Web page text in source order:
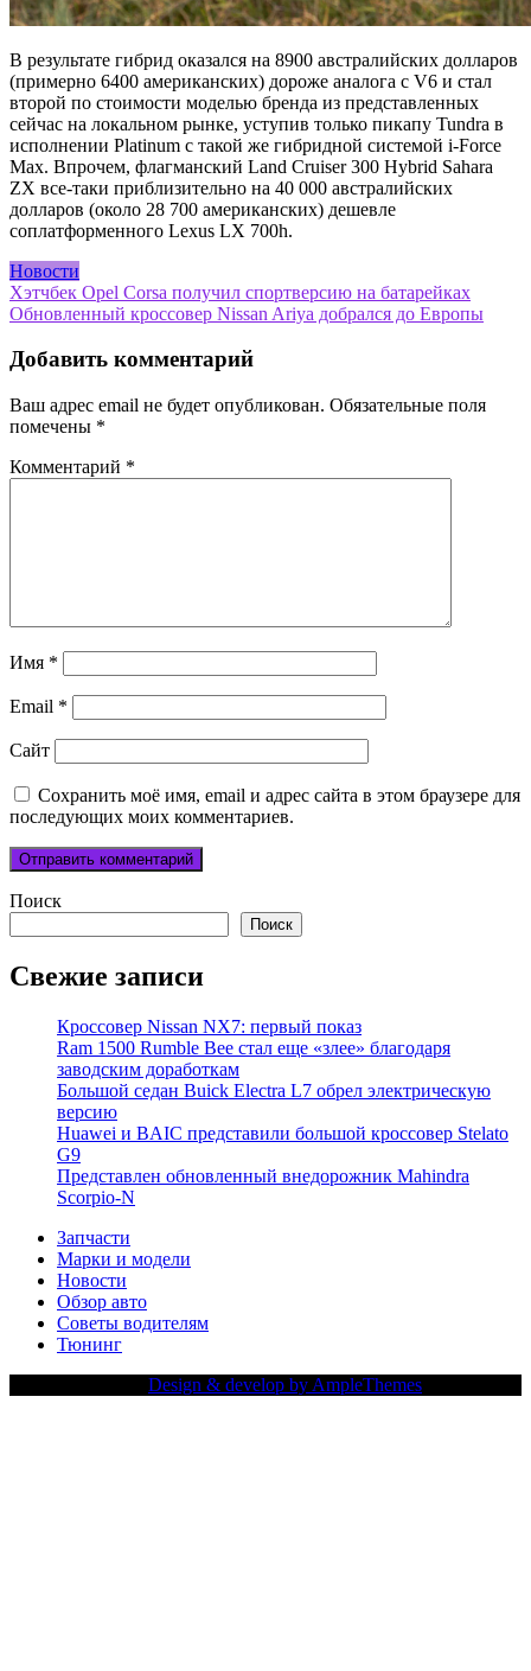
В результате гибрид оказался на 8900 австралийских долларов
(примерно 6400 американских) дороже аналога с V6 и стал
второй по стоимости моделью бренда из представленных
сейчас на локальном рынке, уступив только пикапу Tundra в
исполнении Platinum с такой же гибридной системой i-Force
Max. Впрочем, флагманский Land Cruiser 300 Hybrid Sahara
ZX все-таки приблизительно на 40 000 австралийских
долларов (около 28 700 американских) дешевле
соплатформенного Lexus LX 700h.
Новости
Навигация
по
записям
Хэтчбек Opel Corsa получил спортверсию на батарейках
Обновленный кроссовер Nissan Ariya добрался до Европы
Добавить комментарий
Ваш адрес email не будет опубликован. Обязательные поля
помечены *
Комментарий *
Имя *
Email *
Сайт
Сохранить моё имя, email и адрес сайта в этом браузере для
последующих моих комментариев.
Поиск
Поиск
Свежие записи
Кроссовер Nissan NX7: первый показ
Ram 1500 Rumble Bee стал еще «злее» благодаря
заводским доработкам
Большой седан Buick Electra L7 обрел электрическую
версию
Huawei и BAIC представили большой кроссовер Stelato
G9
Представлен обновленный внедорожник Mahindra
Scorpio-N
Запчасти
Марки и модели
Новости
Обзор авто
Советы водителям
Тюнинг
Design & develop by AmpleThemes